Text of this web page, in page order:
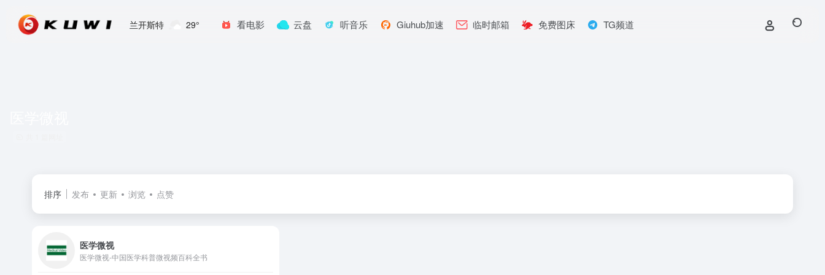
兰开斯特 29° 看电影 云盘 听音乐 Giuhub加速 临时邮箱 免费图床 TG频道
排序 发布 更新 浏览 点赞
医学微视
医学微视-中国医学科普微视频百科全书